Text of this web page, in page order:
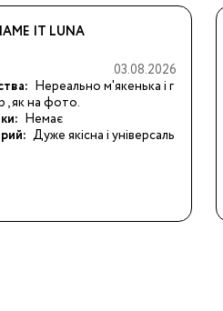
IT LUNA
03.08.2026
Нереально м'якенька і г
, як на фото.
Немає
Дуже якісна і універсаль